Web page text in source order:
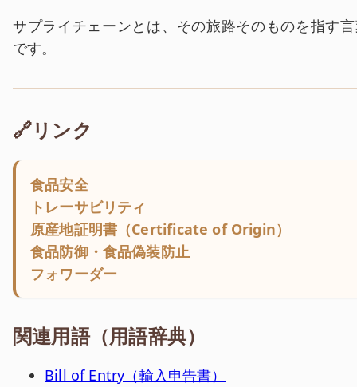
サプライチェーンとは、その旅路そのものを指す
です。
🔗リンク
食品安全
トレーサビリティ
原産地証明書（Certificate of Origin）
食品防御・食品偽装防止
フォワーダー
関連用語（用語辞典）
Bill of Entry（輸入申告書）